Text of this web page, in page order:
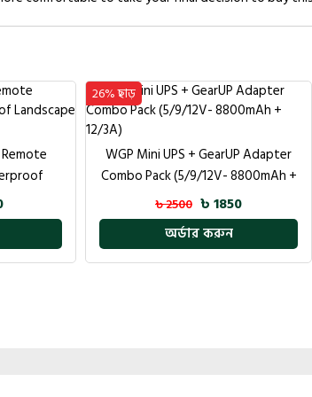
Adapter
+
6% ছাড়
JISULIFE FA13P Rechargeable Desk Fan
8000mAh
৳ 4000 ৳ 3750
অর্ডার করুন